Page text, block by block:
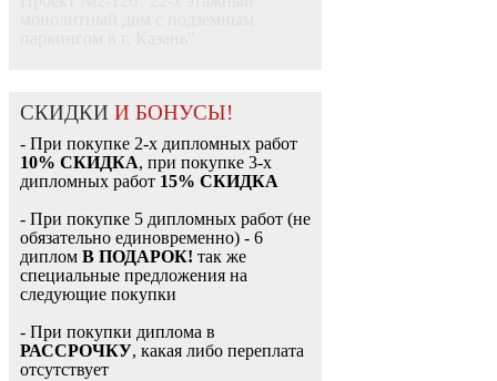
СКИДКИ И БОНУСЫ!
- При покупке 2-х дипломных работ
10% СКИДКА, при покупке 3-х
дипломных работ 15% СКИДКА
- При покупке 5 дипломных работ (не
обязательно единовременно) - 6
диплом В ПОДАРОК! так же
специальные предложения на
следующие покупки
- При покупки диплома в
РАССРОЧКУ, какая либо переплата
отсутствует